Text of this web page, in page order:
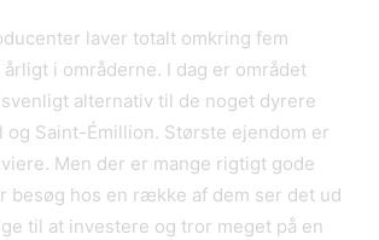
laver totalt omkring fem
i områderne. I dag er området
alternativ til de noget dyrere
og Saint-Émillion. Største ejendom er
Men der er mange rigtigt gode
besøg hos en række af dem ser det ud
til at investere og tror meget på en